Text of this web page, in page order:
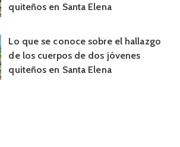
quiteños en Santa Elena
Lo que se conoce sobre el hallazgo
de los cuerpos de dos jóvenes
quiteños en Santa Elena